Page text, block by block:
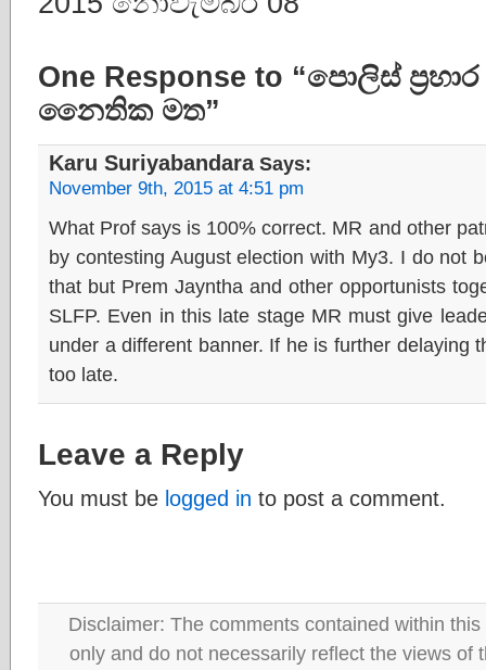
One Response to “පොලිස්
නෛතික මත”
Karu SuriyabandaraSays:
November 9th, 2015 at 4:51 pm
What Prof says is 100% correct. MR and other
by contesting August election with My3. I do not
that but Prem Jayntha and other opportunists
SLFP. Even in this late stage MR must give
under a different banner. If he is further delaying
too late.
Leave a Reply
You must be logged in to post a comment.
Disclaimer: The comments contained within
only and do not necessarily reflect the views of